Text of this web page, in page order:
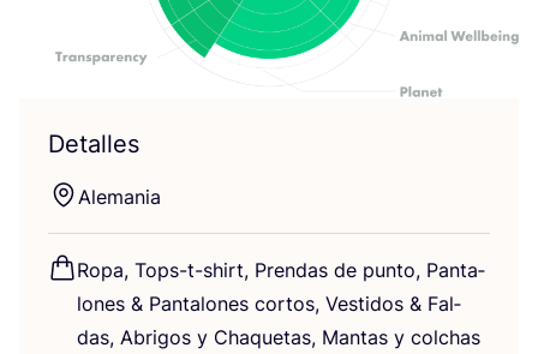
Detalles
Ale­ma­nia
Ropa, Tops-t-shirt, Pren­das de pun­to, Pan­ta­
lo­nes & Pan­ta­lo­nes cor­tos, Ves­ti­dos & Fal­
das, Abri­gos y Cha­que­tas, Man­tas y colchas